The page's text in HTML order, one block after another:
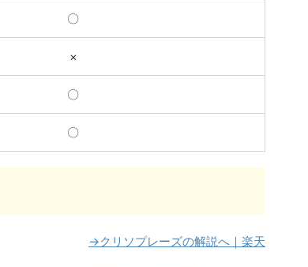
〇
×
〇
〇
→クリソプレーズの解説へ｜楽天